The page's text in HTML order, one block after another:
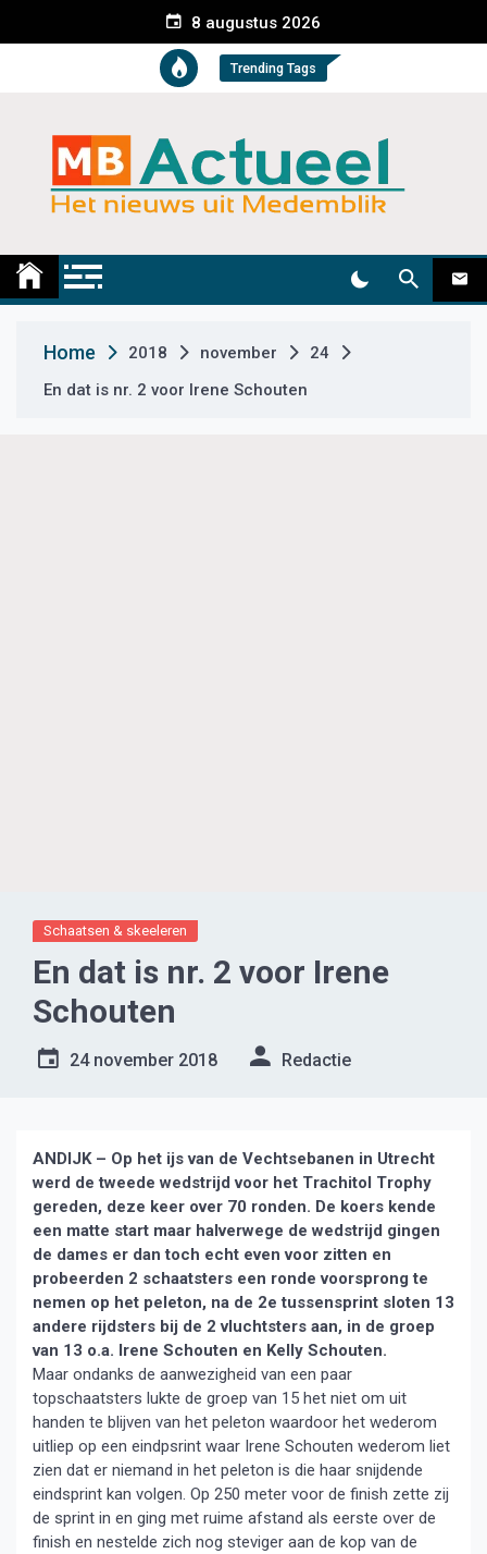
e
t
8 augustus 2026
Trending Tags
Medemblik Actueel
Home 2018 november
24
En dat is nr. 2 voor Irene Schouten
Schaatsen & skeeleren
En dat is nr. 2 voor Irene
Schouten
24 november 2018 Redactie
ANDIJK – Op het ijs van de Vechtsebanen in Utrecht
werd de tweede wedstrijd voor het Trachitol Trophy
gereden, deze keer over 70 ronden. De koers kende
een matte start maar halverwege de wedstrijd gingen
de dames er dan toch echt even voor zitten en
probeerden 2 schaatsters een ronde voorsprong te
nemen op het peleton, na de 2e tussensprint sloten 13
andere rijdsters bij de 2 vluchtsters aan, in de groep
van 13 o.a. Irene Schouten en Kelly Schouten.
Maar ondanks de aanwezigheid van een paar
topschaatsters lukte de groep van 15 het niet om uit
handen te blijven van het peleton waardoor het wederom
uitliep op een eindpsrint waar Irene Schouten wederom liet
zien dat er niemand in het peleton is die haar snijdende
eindsprint kan volgen. Op 250 meter voor de finish zette zij
de sprint in en ging met ruime afstand als eerste over de
finish en nestelde zich nog steviger aan de kop van de